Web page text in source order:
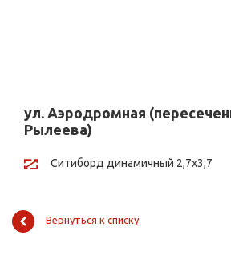
ул. Аэродромная
Рылеева)
Ситиборд динамичный 2,7х3,7
Вернуться к списку